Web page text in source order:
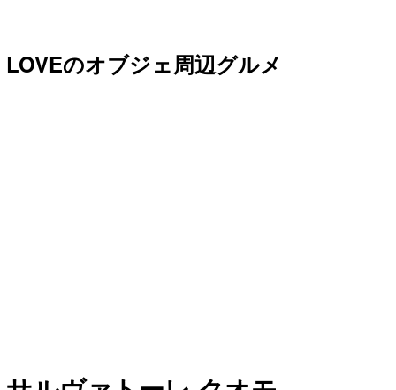
LOVEのオブジェ周辺グルメ